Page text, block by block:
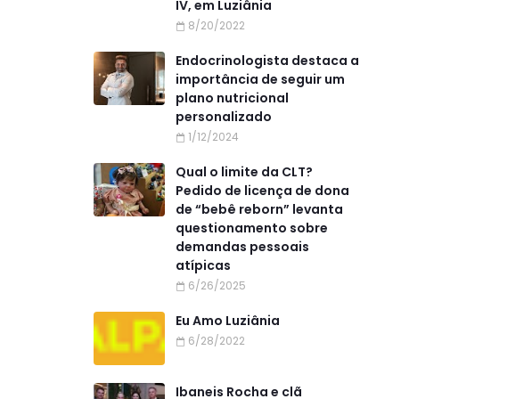
IV, em Luziânia
8/20/2022
Endocrinologista destaca a
importância de seguir um
plano nutricional
personalizado
1/12/2024
Qual o limite da CLT?
Pedido de licença de dona
de “bebê reborn” levanta
questionamento sobre
demandas pessoais
atípicas
6/26/2025
Eu Amo Luziânia
6/28/2022
Ibaneis Rocha e clã